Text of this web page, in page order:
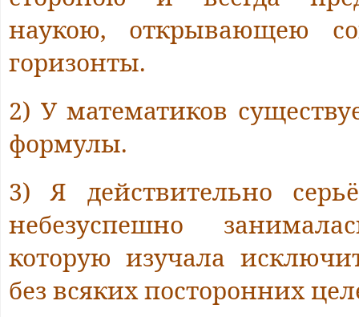
наукою, открывающею
горизонты.
2) У математиков
формулы.
3) Я действительно
небезуспешно
которую изучала
без всяких посторонних